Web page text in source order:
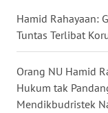
Hamid Rahayaan:
Tuntas Terlibat
Orang NU Hamid
Hukum tak
Mendikbudristek
WN
LAMPUNG
WN
JATENG